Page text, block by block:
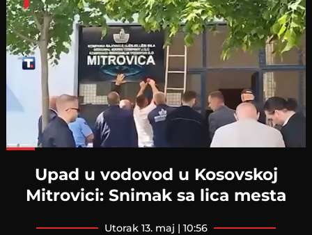
Upad u vodovod u Kosovskoj
Mitrovici: Snimak sa lica mesta
utorak 13. maj | 10:56